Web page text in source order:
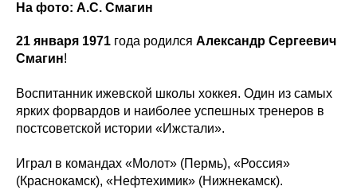
На фото: А.С. Смагин
21 января 1971 года родился Александр Сергеевич
Смагин!
Воспитанник ижевской школы хоккея. Один из самых
ярких форвардов и наиболее успешных тренеров в
постсоветской истории «Ижстали».
Играл в командах «Молот» (Пермь), «Россия»
(Краснокамск), «Нефтехимик» (Нижнекамск).